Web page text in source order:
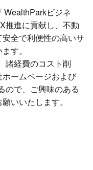
WealthParkビジネ
推進に貢献し、不動
全で利便性の高いサ
す。
諸経費のコスト削
ームページおよび
ので、ご興味のある
いいたします。